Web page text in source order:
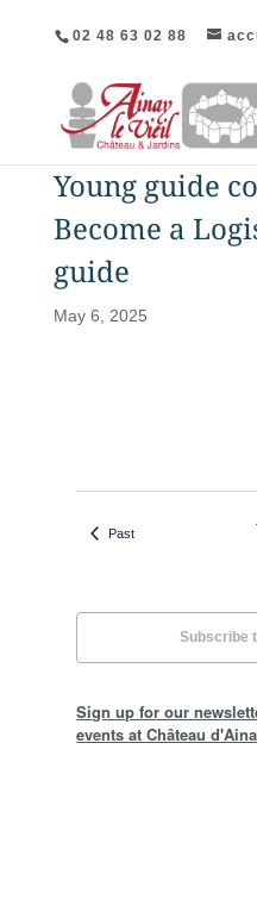
02 48 63 02 88
Young guide
Become a
guide
May 6, 2025
Pastevents
Subscribe
Sign up for our
events at Château